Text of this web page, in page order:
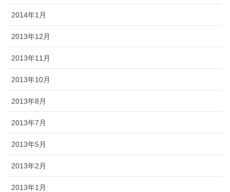
2014年1月
2013年12月
2013年11月
2013年10月
2013年8月
2013年7月
2013年5月
2013年2月
2013年1月